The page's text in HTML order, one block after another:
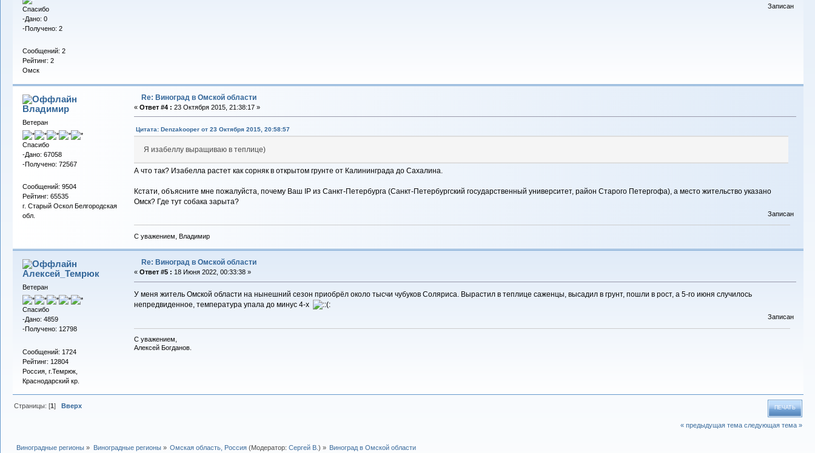
Спасибо
-Дано: 0
-Получено: 2
Сообщений: 2
Рейтинг: 2
Омск
Записан
Владимиp
Ветеран
Спасибо
-Дано: 67058
-Получено: 72567
Сообщений: 9504
Рейтинг: 65535
г. Старый Оскол Белгородская
обл.
Re: Виноград в Омской области
« Ответ #4 : 23 Октября 2015, 21:38:17 »
Цитата: Denzakooper от 23 Октября 2015, 20:58:57
Я изабеллу выращиваю в теплице)
А что так? Изабелла растет как сорняк в открытом грунте от Калининграда до Сахалина.
Кстати, объясните мне пожалуйста, почему Ваш IP из Санкт-Петербурга (Санкт-Петербургский государственный университет, район Старого Петергофа), а место жительство указано
Омск? Где тут собака зарыта?
Записан
С уважением, Владимир
Алексей_Темрюк
Ветеран
Спасибо
-Дано: 4859
-Получено: 12798
Сообщений: 1724
Рейтинг: 12804
Россия, г.Темрюк,
Краснодарский кр.
Re: Виноград в Омской области
« Ответ #5 : 18 Июня 2022, 00:33:38 »
У меня житель Омской области на нынешний сезон приобрёл около тысчи чубуков Соляриса. Вырастил в теплице саженцы, высадил в грунт, пошли в рост, а 5-го июня случилось
непредвиденное, температура упала до минус 4-х
Записан
С уважением,
Алексей Богданов.
ПЕЧАТЬ
Страницы: [1]Вверх
« предыдущая тема следующая тема »
Виноградные регионы » Виноградные регионы» Омская область, Россия(Модератор: Сергей В. ) » Виноград в Омской области